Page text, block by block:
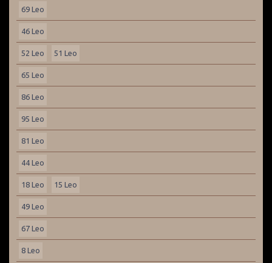
69 Leo
46 Leo
52 Leo 51 Leo
65 Leo
86 Leo
95 Leo
81 Leo
44 Leo
18 Leo 15 Leo
49 Leo
67 Leo
8 Leo